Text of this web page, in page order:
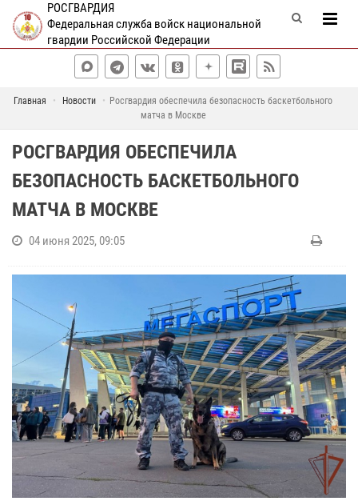
РОСГВАРДИЯ
Федеральная служба войск национальной
гвардии Российской Федерации
Главная Новости
Росгвардия обеспечила безопасность баскетбольного
матча в Москве
РОСГВАРДИЯ ОБЕСПЕЧИЛА
БЕЗОПАСНОСТЬ БАСКЕТБОЛЬНОГО
МАТЧА В МОСКВЕ
04 июня 2025, 09:05